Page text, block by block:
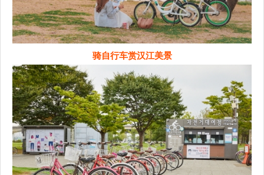
骑自行车赏汉江美景